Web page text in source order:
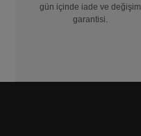
gün içinde iade ve değişim
garantisi.